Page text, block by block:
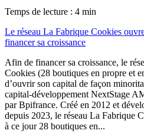
Temps de lecture : 4 min
Le réseau La Fabrique Cookies
financer sa croissance
Afin de financer sa croissance, le
Cookies (28 boutiques en propre et
d’ouvrir son capital de façon
capital-développement NextStage
par Bpifrance. Créé en 2012 et
depuis 2023, le réseau La Fabrique
à ce jour 28 boutiques en...